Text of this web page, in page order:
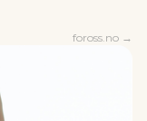
foross.no →